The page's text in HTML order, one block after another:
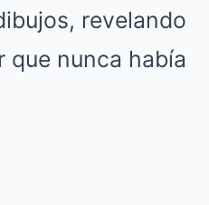
revelando
que nunca había